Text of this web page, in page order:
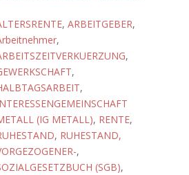
, ARBEITGEBER,
,
,
,
,
(IG METALL), RENTE,
, RUHESTAND,
,
(SGB),